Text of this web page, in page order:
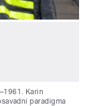
Karin
paradigma